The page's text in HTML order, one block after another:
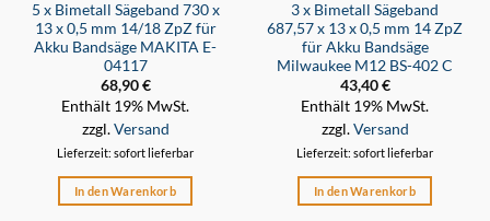
5 x Bimetall Sägeband 730 x
13 x 0,5 mm 14/18 ZpZ für
Akku Bandsäge MAKITA E-
04117
68,90€
Enthält 19% MwSt.
zzgl.Versand
Lieferzeit: sofort lieferbar
In den Warenkorb
3 x Bimetall Sägeband
687,57 x 13 x 0,5 mm 14 ZpZ
für Akku Bandsäge
Milwaukee M12 BS-402 C
43,40€
Enthält 19% MwSt.
zzgl.Versand
Lieferzeit: sofort lieferbar
In den Warenkorb